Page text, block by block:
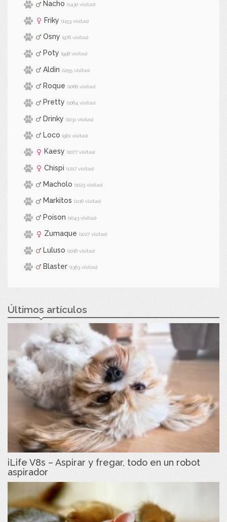
Nacho (1430 visitas)
Friky (1153 visitas)
Osny (976 visitas)
Poty (998 visitas)
Aldin (1255 visitas)
Roque (1066 visitas)
Pretty (1084 visitas)
Drinky (1031 visitas)
Loco (961 visitas)
Kaesy (1077 visitas)
Chispi (1217 visitas)
Macholo (1023 visitas)
Markitos (1116 visitas)
Poison (1043 visitas)
Zumaque (1027 visitas)
Luluso (1018 visitas)
Blaster (1363 visitas)
Últimos artículos
iLife V8s – Aspirar y fregar, todo en un robot
aspirador